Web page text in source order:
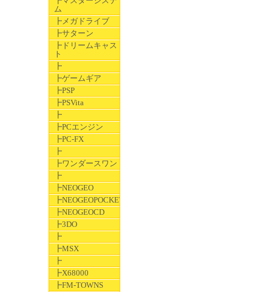
ム
┣メガドライブ
┣サターン
┣ドリームキャス
ト
┣
┣ゲームギア
┣PSP
┣PSVita
┣
┣PCエンジン
┣PC-FX
┣
┣ワンダースワン
┣
┣NEOGEO
┣NEOGEOPOCKET
┣NEOGEOCD
┣3DO
┣
┣MSX
┣
┣X68000
┣FM-TOWNS